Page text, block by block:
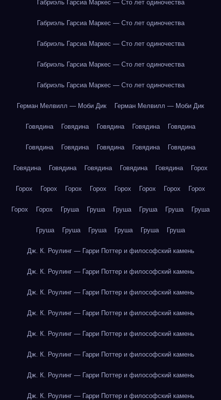
Габриэль Гарсиа Маркес — Сто лет одиночества
Габриэль Гарсиа Маркес — Сто лет одиночества
Габриэль Гарсиа Маркес — Сто лет одиночества
Габриэль Гарсиа Маркес — Сто лет одиночества
Габриэль Гарсиа Маркес — Сто лет одиночества
Герман Мелвилл — Моби Дик Герман Мелвилл — Моби Дик
Говядина Говядина Говядина Говядина Говядина
Говядина Говядина Говядина Говядина Говядина
Говядина Говядина Говядина Говядина Говядина Горох
Горох Горох Горох Горох Горох Горох Горох Горох
Горох Горох Груша Груша Груша Груша Груша Груша
Груша Груша Груша Груша Груша Груша
Дж. К. Роулинг — Гарри Поттер и философский камень
Дж. К. Роулинг — Гарри Поттер и философский камень
Дж. К. Роулинг — Гарри Поттер и философский камень
Дж. К. Роулинг — Гарри Поттер и философский камень
Дж. К. Роулинг — Гарри Поттер и философский камень
Дж. К. Роулинг — Гарри Поттер и философский камень
Дж. К. Роулинг — Гарри Поттер и философский камень
Дж. К. Роулинг — Гарри Поттер и философский камень